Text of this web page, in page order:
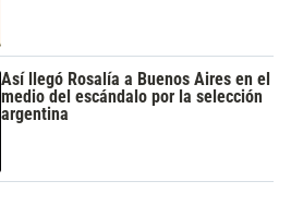
Así llegó Rosalía a Buenos Aires en el
medio del escándalo por la selección
argentina